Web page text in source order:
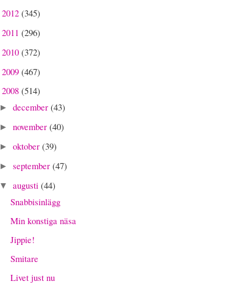
2012 (345)
2011 (296)
2010 (372)
2009 (467)
2008 (514)
► december (43)
► november (40)
► oktober (39)
► september (47)
▼ augusti (44)
Snabbisinlägg
Min konstiga näsa
Jippie!
Smitare
Livet just nu